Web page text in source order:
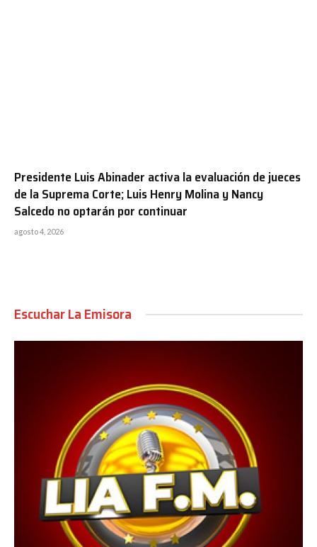
Presidente Luis Abinader activa la evaluación de jueces
de la Suprema Corte; Luis Henry Molina y Nancy
Salcedo no optarán por continuar
agosto 4, 2026
Escuchar La Emisora